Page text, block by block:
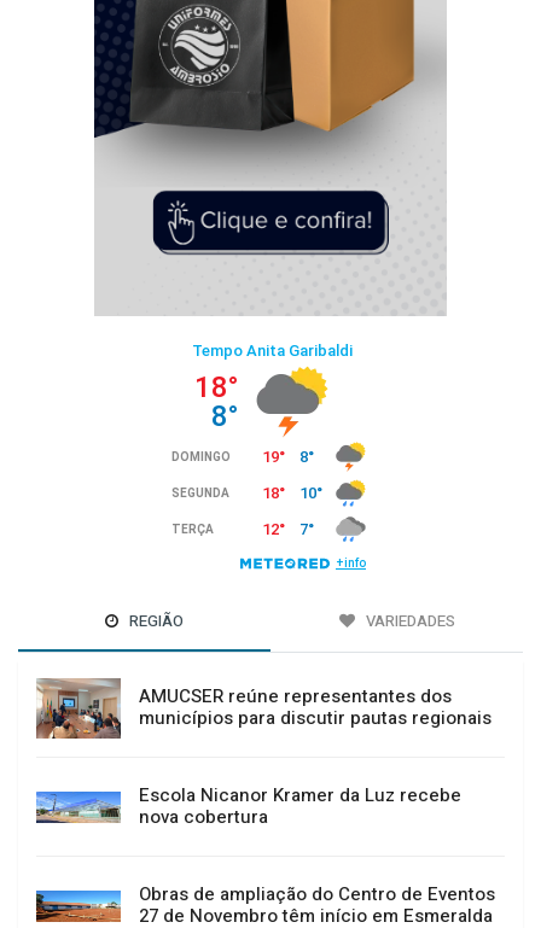
REGIÃO VARIEDADES
AMUCSER reúne representantes dos
municípios para discutir pautas regionais
Escola Nicanor Kramer da Luz recebe
nova cobertura
Obras de ampliação do Centro de Eventos
27 de Novembro têm início em Esmeralda